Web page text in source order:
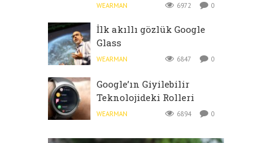
WEARMAN 6972 0
İlk akıllı gözlük Google
Glass
WEARMAN 6847 0
Google’ın Giyilebilir
Teknolojideki Rolleri
WEARMAN 6894 0